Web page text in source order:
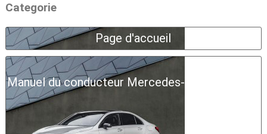
Categorie
Page d'accueil
Manuel du conducteur Mercedes-Benz Classe A